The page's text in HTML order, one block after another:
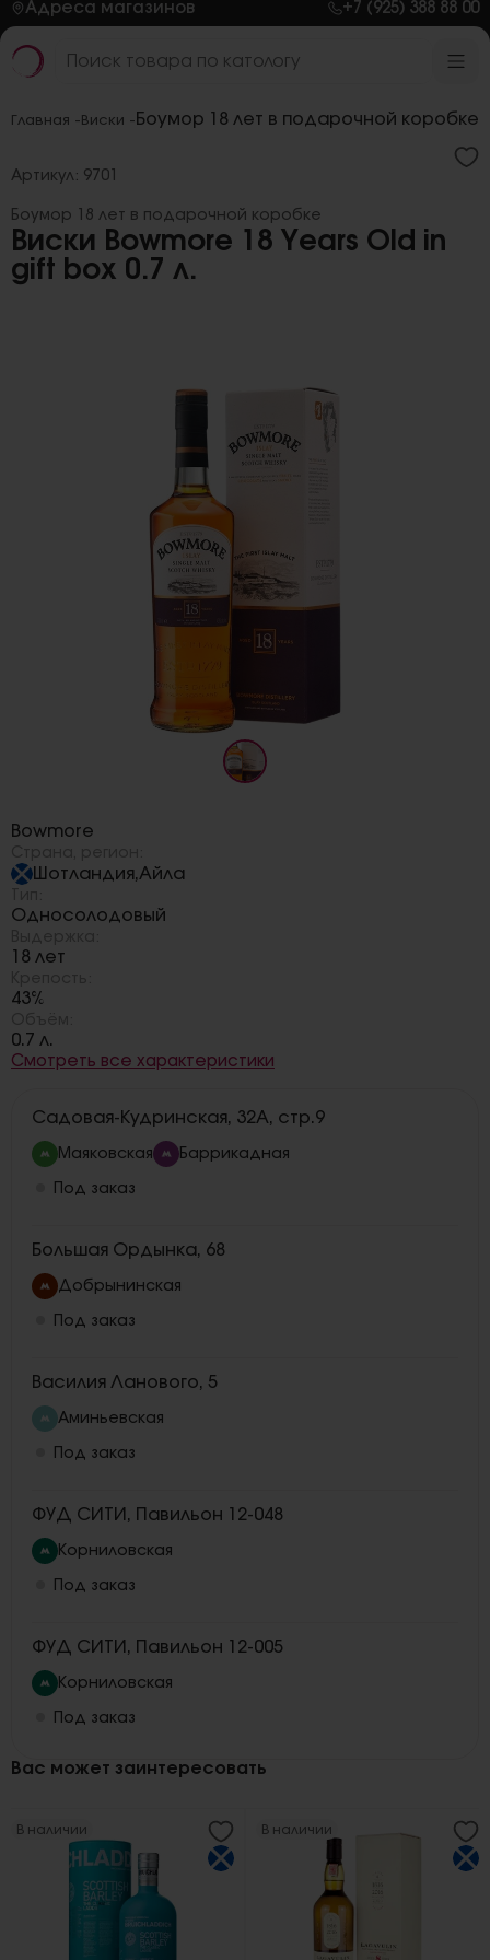
Адреса магазинов +7 (925) 388 88 00
Главная - Виски - Боумор 18 лет в подарочной коробке
Виски Bowmore 18 Years Old in
gift box 0.7 л.
Боумор 18 лет в подарочной коробке
Артикул: 9701
Bowmore
Шотландия,Айла
Односолодовый
18 лет
43%
0.7 л.
Смотреть все характеристики
Садовая-Кудринская, 32А, стр.9
Маяковская Баррикадная
Под заказ
Большая Ордынка, 68
Добрынинская
Под заказ
Василия Ланового, 5
Аминьевская
Под заказ
ФУД СИТИ, Павильон 12-048
Корниловская
Под заказ
ФУД СИТИ, Павильон 12-005
Корниловская
Под заказ
Вас может заинтересовать
В наличии В наличии